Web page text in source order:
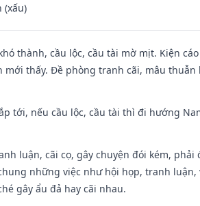
(xấu)
thành, cầu lộc, cầu tài mờ mịt. Kiện
thấy. Đề phòng tranh cãi, mâu
tới, nếu cầu lộc, cầu tài thì đi hướng
luận, cãi cọ, gây chuyện đói kém,
những việc như hội họp, tranh
gây ẩu đả hay cãi nhau.